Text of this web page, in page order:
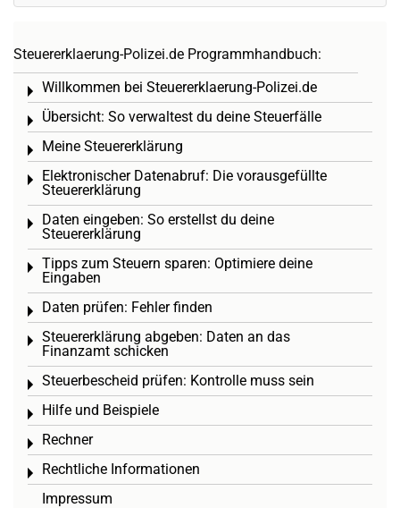
Steuererklaerung-Polizei.de Programmhandbuch:
Willkommen bei Steuererklaerung-Polizei.de
Toggle menu
Übersicht: So verwaltest du deine Steuerfälle
Toggle menu
Meine Steuererklärung
Toggle menu
Elektronischer Datenabruf: Die vorausgefüllte
Steuererklärung
Toggle menu
Daten eingeben: So erstellst du deine
Steuererklärung
Toggle menu
Tipps zum Steuern sparen: Optimiere deine
Eingaben
Toggle menu
Daten prüfen: Fehler finden
Toggle menu
Steuererklärung abgeben: Daten an das
Finanzamt schicken
Toggle menu
Steuerbescheid prüfen: Kontrolle muss sein
Toggle menu
Hilfe und Beispiele
Toggle menu
Rechner
Toggle menu
Rechtliche Informationen
Toggle menu
Impressum